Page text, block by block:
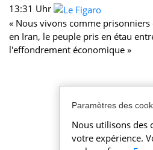
13:31 Uhr
« Nous vivons comme prisonniers
en Iran, le peuple pris en étau
l'effondrement économique »
Paramètres des
Nous utilisons des
votre expérience.